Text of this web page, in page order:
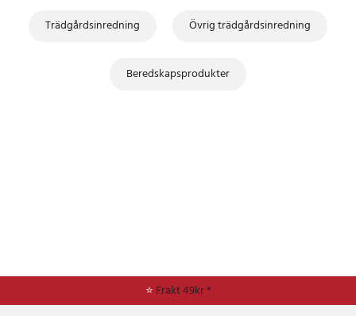
Trädgårdsinredning Övrig trädgårdsinredning
Beredskapsprodukter
⭐ Frakt 49kr *